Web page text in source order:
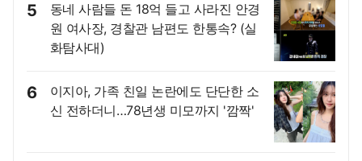
5
동네 사람들 돈 18억 들고 사라진 안경
원 여사장, 경찰관 남편도 한통속? (실
화탐사대)
6
이지아, 가족 친일 논란에도 단단한 소
신 전하더니…78년생 미모까지 '깜짝'